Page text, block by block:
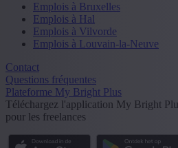
Emplois à Bruxelles
Emplois à Hal
Emplois à Vilvorde
Emplois à Louvain-la-Neuve
Contact
Questions fréquentes
Plateforme My Bright Plus
Téléchargez l'application My Bright
pour les freelances